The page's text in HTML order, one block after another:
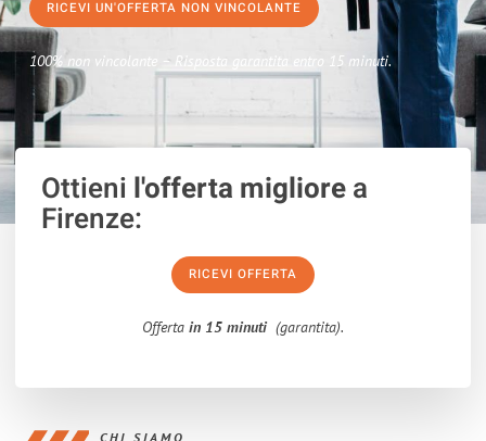
RICEVI UN'OFFERTA NON VINCOLANTE
100% non vincolante – Risposta garantita entro 15 minuti.
Ottieni l'offerta migliorea
Firenze:
RICEVI OFFERTA
Offerta in 15 minuti (garantita).
CHI SIAMO